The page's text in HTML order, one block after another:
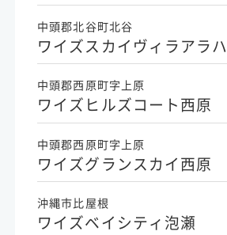
中頭郡北谷町北谷
ワイズスカイヴィラアラハ
中頭郡西原町字上原
ワイズヒルズコート西原
中頭郡西原町字上原
ワイズグランスカイ西原
沖縄市比屋根
ワイズベイシティ泡瀬